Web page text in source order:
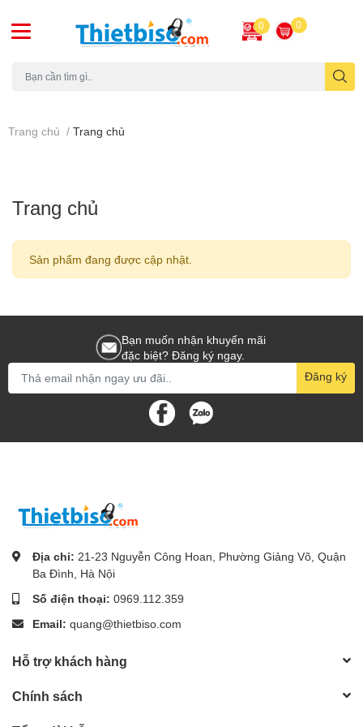
0 0
Trang chủ / Trang chủ
Trang chủ
Sản phẩm đang được cập nhật.
Bạn muốn nhận khuyến mãi
đặc biệt? Đăng ký ngay.
Đăng ký
Địa chỉ: 21-23 Nguyễn Công Hoan, Phường Giảng Võ, Quận
Ba Đình, Hà Nội
Số điện thoại: 0969.112.359
Email: quang@thietbiso.com
Hỗ trợ khách hàng
Chính sách